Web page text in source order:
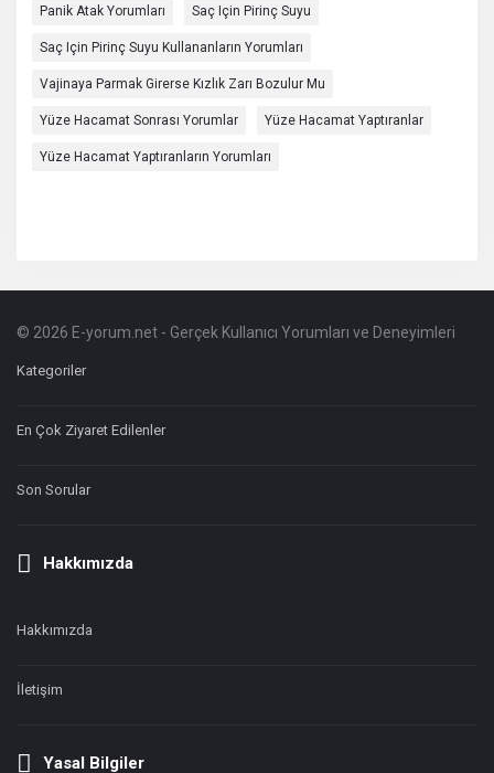
Panik Atak Yorumları Saç Için Pirinç Suyu
Saç Için Pirinç Suyu Kullananların Yorumları
Vajinaya Parmak Girerse Kızlık Zarı Bozulur Mu
Yüze Hacamat Sonrası Yorumlar Yüze Hacamat Yaptıranlar
Yüze Hacamat Yaptıranların Yorumları
Footer
Hakkında
© 2026 E-yorum.net - Gerçek Kullanıcı Yorumları ve Deneyimleri
Kategoriler
En Çok Ziyaret Edilenler
Son Sorular
Hakkımızda
Hakkımızda
İletişim
Yasal Bilgiler